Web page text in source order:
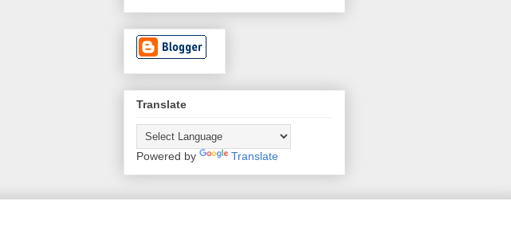
Translate
Powered by Translate